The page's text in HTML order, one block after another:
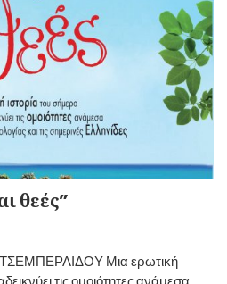
θεές”
Μια ερωτική
τις ομοιότητες ανάμεσα